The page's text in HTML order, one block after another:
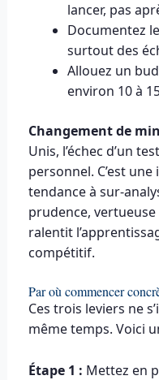
lancer, pas
Documentez
surtout des
Allouez un
environ 10 à
Changement de
Unis, l’échec d’un
personnel. C’est
tendance à sur-
prudence, vertueuse
ralentit
compétitif.
Par où commencer
Ces trois leviers ne
même temps. Voici
Étape 1 : Mettez en